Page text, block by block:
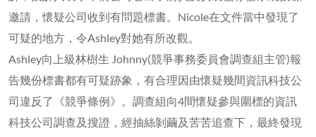
邀請，懷疑公司收到有問題標書。Nicole在文件當中發現了
可疑的地方，令Ashley對她有所改觀。
Ashley向上級林樹生 Johnny(競爭事務委員會調查組主管)報
告幾份標書都有可疑跡象，有合理因由懷疑幾間資訊科技公
司違反了《競爭條例》。調查組向4間懷疑參與圍標的資訊
科技公司調查及搜證，經抽絲剝繭及苦苦追查下，最終發現